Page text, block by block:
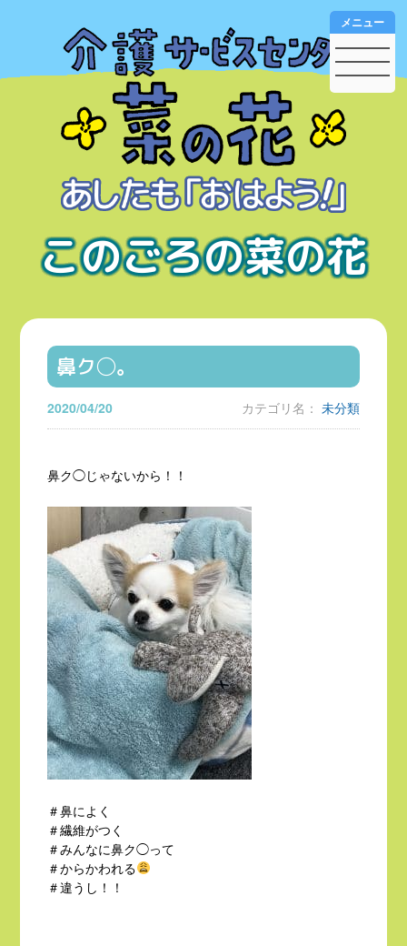
このごろの菜の花
メニュー
鼻ク◯。
2020/04/20 カテゴリ名： 未分類
鼻ク◯じゃないから！！
＃鼻によく
＃繊維がつく
＃みんなに鼻ク◯って
＃からかわれる
＃違うし！！